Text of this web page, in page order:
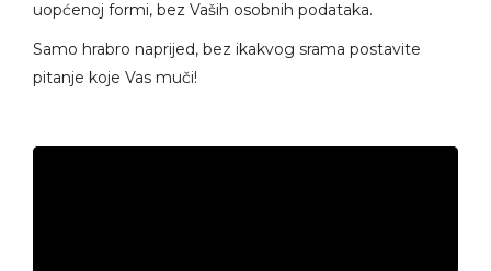
uopćenoj formi, bez Vaših osobnih podataka.
Samo hrabro naprijed, bez ikakvog srama postavite
pitanje koje Vas muči!
Video